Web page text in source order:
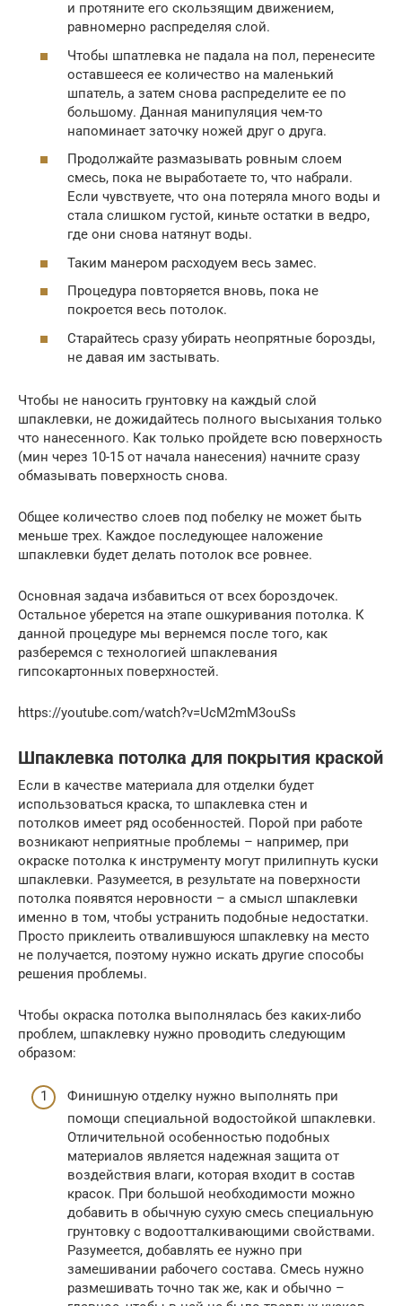
и протяните его скользящим движением,
равномерно распределяя слой.
Чтобы шпатлевка не падала на пол, перенесите
оставшееся ее количество на маленький
шпатель, а затем снова распределите ее по
большому. Данная манипуляция чем-то
напоминает заточку ножей друг о друга.
Продолжайте размазывать ровным слоем
смесь, пока не выработаете то, что набрали.
Если чувствуете, что она потеряла много воды и
стала слишком густой, киньте остатки в ведро,
где они снова натянут воды.
Таким манером расходуем весь замес.
Процедура повторяется вновь, пока не
покроется весь потолок.
Старайтесь сразу убирать неопрятные борозды,
не давая им застывать.
Чтобы не наносить грунтовку на каждый слой
шпаклевки, не дожидайтесь полного высыхания только
что нанесенного. Как только пройдете всю поверхность
(мин через 10-15 от начала нанесения) начните сразу
обмазывать поверхность снова.
Общее количество слоев под побелку не может быть
меньше трех. Каждое последующее наложение
шпаклевки будет делать потолок все ровнее.
Основная задача избавиться от всех бороздочек.
Остальное уберется на этапе ошкуривания потолка. К
данной процедуре мы вернемся после того, как
разберемся с технологией шпаклевания
гипсокартонных поверхностей.
https://youtube.com/watch?v=UcM2mM3ouSs
Шпаклевка потолка для покрытия краской
Если в качестве материала для отделки будет
использоваться краска, то шпаклевка стен и
потолков имеет ряд особенностей. Порой при работе
возникают неприятные проблемы – например, при
окраске потолка к инструменту могут прилипнуть куски
шпаклевки. Разумеется, в результате на поверхности
потолка появятся неровности – а смысл шпаклевки
именно в том, чтобы устранить подобные недостатки.
Просто приклеить отвалившуюся шпаклевку на место
не получается, поэтому нужно искать другие способы
решения проблемы.
Чтобы окраска потолка выполнялась без каких-либо
проблем, шпаклевку нужно проводить следующим
образом:
Финишную отделку нужно выполнять при
помощи специальной водостойкой шпаклевки.
Отличительной особенностью подобных
материалов является надежная защита от
воздействия влаги, которая входит в состав
красок. При большой необходимости можно
добавить в обычную сухую смесь специальную
грунтовку с водоотталкивающими свойствами.
Разумеется, добавлять ее нужно при
замешивании рабочего состава. Смесь нужно
размешивать точно так же, как и обычно –